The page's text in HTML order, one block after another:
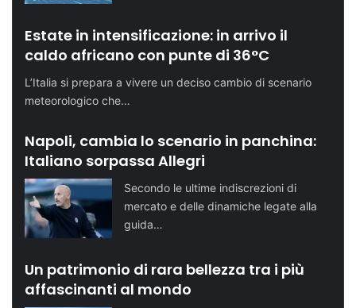
Estate in intensificazione: in arrivo il
caldo africano con punte di 36°C
L’Italia si prepara a vivere un deciso cambio di scenario
meteorologico che…
Napoli, cambia lo scenario in panchina:
Italiano sorpassa Allegri
Secondo le ultime indiscrezioni di
mercato e delle dinamiche legate alla
guida…
Un patrimonio di rara bellezza tra i più
affascinanti al mondo